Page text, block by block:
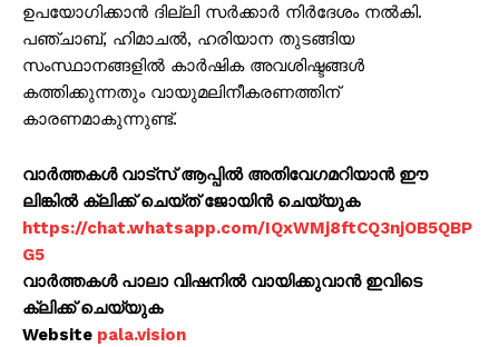
ഉപയോഗിക്കാൻ ദില്ലി സർക്കാർ നിർദേശം നൽകി.
പഞ്ചാബ്, ഹിമാചൽ, ഹരിയാന തുടങ്ങിയ
സംസ്ഥാനങ്ങളിൽ കാർഷിക അവശിഷ്ടങ്ങൾ
കത്തിക്കുന്നതും വായുമലിനീകരണത്തിന്
കാരണമാകുന്നുണ്ട്.
വാർത്തകൾ വാട്സ് ആപ്പിൽ അതിവേഗമറിയാൻ ഈ
ലിങ്കിൽ ക്ലിക്ക് ചെയ്ത് ജോയിൻ ചെയ്യുക
https://chat.whatsapp.com/IQxWMj8ftCQ3njOB5QBP
G5
വാർത്തകൾ പാലാ വിഷനിൽ വായിക്കുവാൻ ഇവിടെ
ക്ലിക്ക് ചെയ്യുക
Website pala.vision